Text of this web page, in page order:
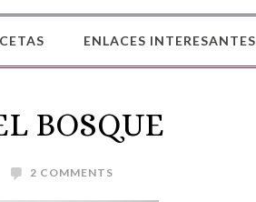
ENLACES INTERESANTES
BOSQUE
2 COMMENTS